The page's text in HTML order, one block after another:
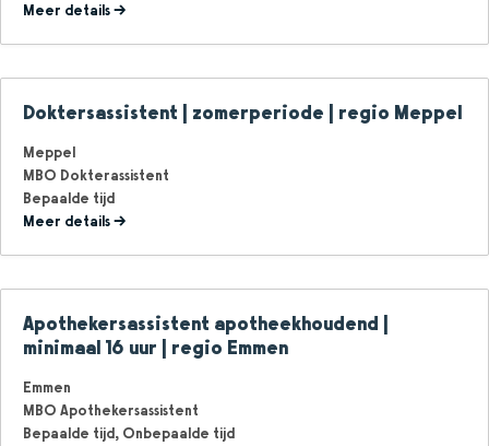
Meer details
Doktersassistent | zomerperiode | regio Meppel
Meppel
MBO Dokterassistent
Bepaalde tijd
Meer details
Apothekersassistent apotheekhoudend |
minimaal 16 uur | regio Emmen
Emmen
MBO Apothekersassistent
Bepaalde tijd Onbepaalde tijd